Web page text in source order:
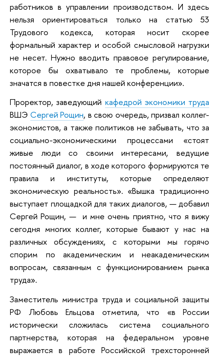
работников в управлении производством. И здесь
нельзя ориентироваться только на статью 53
Трудового кодекса, которая носит скорее
формальный характер и особой смысловой нагрузки
не несет. Нужно вводить правовое регулирование,
которое бы охватывало те проблемы, которые
значатся в повестке дня нашей конференции».
Проректор, заведующий кафедрой экономики труда
ВШЭ Сергей Рощин, в свою очередь, призвал коллег-
экономистов, а также политиков не забывать, что за
социально-экономическими процессами «стоят
живые люди со своими интересами, ведущие
постоянный диалог, в ходе которого формируются те
правила и институты, которые определяют
экономическую реальность». «Вышка традиционно
выступает площадкой для таких диалогов, — добавил
Сергей Рощин, — и мне очень приятно, что я вижу
сегодня многих коллег, которые бывают у нас на
различных обсуждениях, с которыми мы горячо
спорим по академическим и неакадемическим
вопросам, связанным с функционированием рынка
труда».
Заместитель министра труда и социальной защиты
РФ Любовь Ельцова отметила, что «в России
исторически сложилась система социального
партнерства, которая на федеральном уровне
выражается в работе Российской трехсторонней